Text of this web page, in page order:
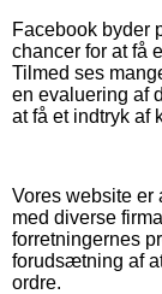
Facebook byder
chancer for at få
Tilmed ses
en evaluering af
at få et indtryk af
Vores website er
med diverse
forretningernes
forudsætning af
ordre.